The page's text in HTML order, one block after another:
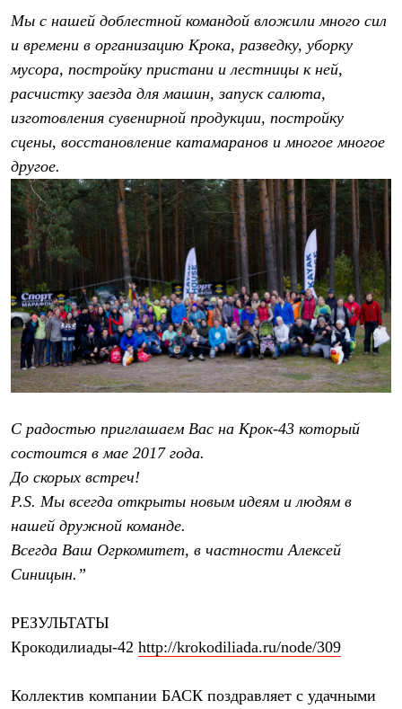
Контроль качества
Технологии
Сотрудничество
Дилерам
Корпоративным клиентам
Услуги
Медиа
Где купить
Мы с нашей доблестной командой вложили много сил
и времени в организацию Крока, разведку, уборку
мусора, постройку пристани и лестницы к ней,
расчистку заезда для машин, запуск салюта,
изготовления сувенирной продукции, постройку
сцены, восстановление катамаранов и многое многое
другое.
С радостью приглашаем Вас на Крок-43 который
состоится в мае 2017 года.
До скорых встреч!
P.S. Мы всегда открыты новым идеям и людям в
нашей дружной команде.
Всегда Ваш Огркомитет, в частности Алексей
Синицын. ”
РЕЗУЛЬТАТЫ
Крокодилиады-42 http://krokodiliada.ru/node/309
Коллектив компании БАСК поздравляет с удачными